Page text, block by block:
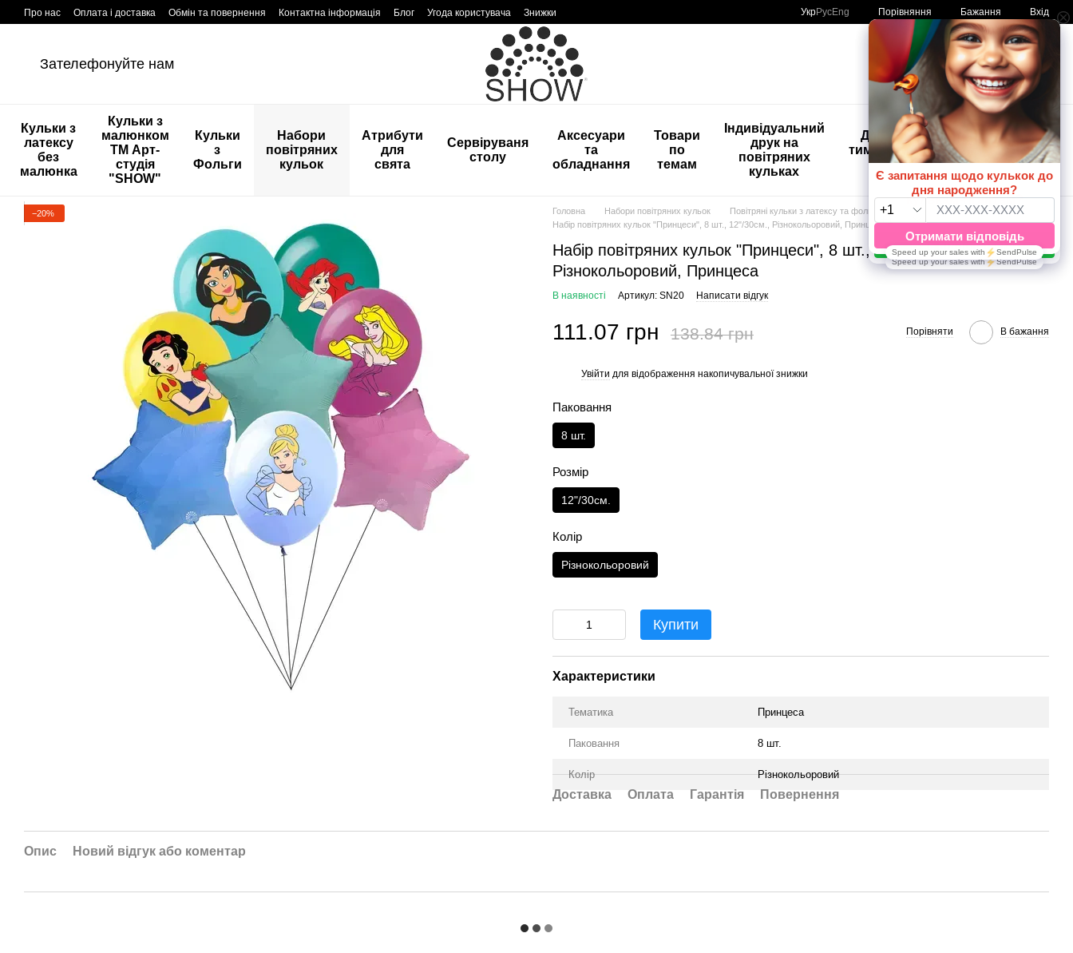
Перейти к основному контенту
Про нас Оплата і доставка Обмін та повернення Контактна інформація Блог Угода користувача Знижки УкрРусEng Порівняння Бажання Вхід
Зателефонуйте нам Мій кошик
Кульки з
латексу
без
малюнка
Кульки з
малюнком
ТМ Арт-
студія
"SHOW"
Кульки
з
Фольги
Набори
повітряних
кульок
Атрибути
для
свята
Сервіруваня
столу
Аксесуари
та
обладнання
Товари
по
темам
Індивідуальний
друк на
повітряних
кульках
Дитяче
тимчасове
тату
🚨🚨🚨
Розпродаж
Кульки з
друком😀
🎈
−20% Головна Набори повітряних кульок
Повітряні кульки з латексу та фольги
Набір повітряних кульок "Принцеси", 8 шт., 12"/30см., Різнокольоровий, Принцеса
Набір повітряних кульок "Принцеси", 8 шт., 12"/30см.,
Різнокольоровий, Принцеса
В наявності Артикул: SN20 Написати відгук
111.07 грн 138.84 грн Порівняти В бажання
Увійти для відображення накопичувальної знижки
Паковання
8 шт.
Розмір
12"/30см.
Колір
Різнокольоровий
Купити
Характеристики
Тематика Принцеса
Паковання 8 шт.
Колір Різнокольоровий
Доставка Оплата Гарантія Повернення
Опис Новий відгук або коментар